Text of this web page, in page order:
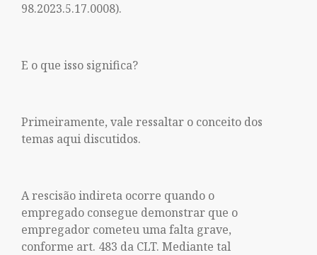
98.2023.5.17.0008).
E o que isso significa?
Primeiramente, vale ressaltar o conceito dos
temas aqui discutidos.
A rescisão indireta ocorre quando o
empregado consegue demonstrar que o
empregador cometeu uma falta grave,
conforme art. 483 da CLT. Mediante tal